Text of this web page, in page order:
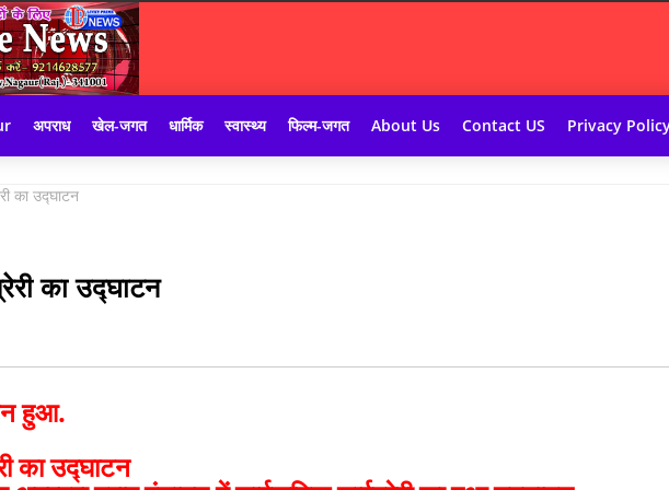
अपराध खेल-जगत धार्मिक स्वास्थ्य फिल्म-जगत About Us Contact US Privacy
का उद्घाटन
का उद्घाटन
हुआ.
का उद्घाटन